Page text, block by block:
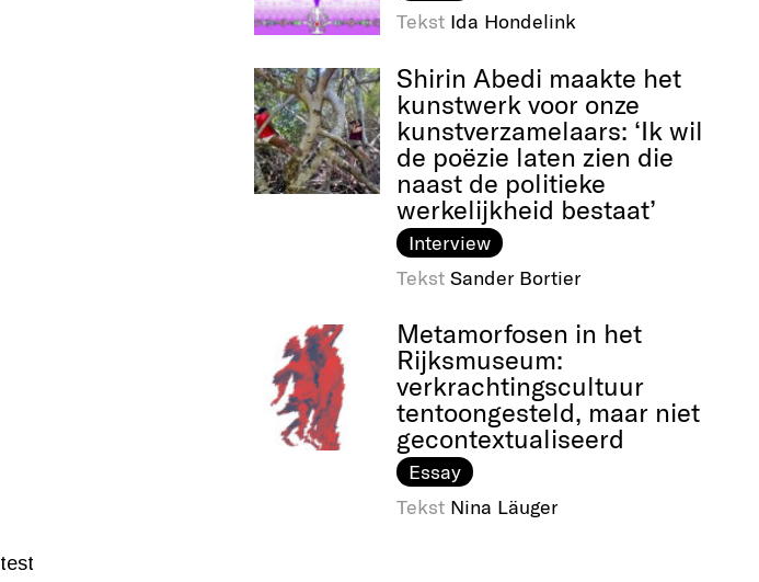
Tekst Ida Hondelink
Shirin Abedi maakte het
kunstwerk voor onze
kunstverzamelaars: ‘Ik wil
de poëzie laten zien die
naast de politieke
werkelijkheid bestaat’
Interview
Tekst Sander Bortier
Metamorfosen in het
Rijksmuseum:
verkrachtingscultuur
tentoongesteld, maar niet
gecontextualiseerd
Essay
Tekst Nina Läuger
test